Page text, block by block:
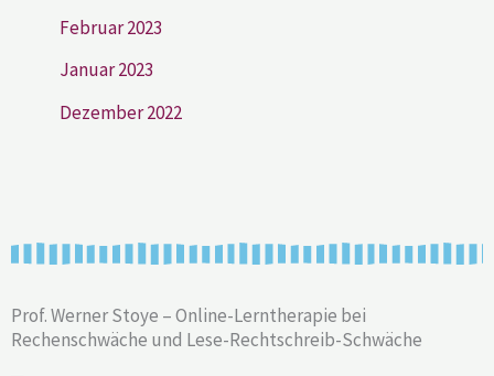
Februar 2023
Januar 2023
Dezember 2022
Prof. Werner Stoye – Online-Lerntherapie bei
Rechenschwäche und Lese-Rechtschreib-Schwäche